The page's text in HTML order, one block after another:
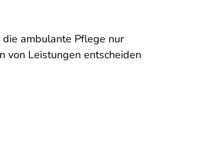
ambulante Pflege nur
von Leistungen entscheiden